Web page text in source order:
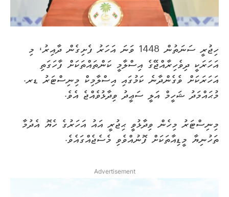
ހިޖުރީ ސަނަތުން 1448 ވަނަ އަހަރު ފެށިގެން ދާއިރު، މި
އަހަރަކީ ދިވެހިރާއްޖޭގެ އިސްލާމީ ކަންތައްތަކަށް ފާހަގަތި
އަހަރަކަށް ވެގެންދާނެ ކަމުގައި އިސްލާމިކް މިނިސްޓަރު ޑރ.
މުޙައްމަދު ޝަހީމް އަލީ ސަޢީދު ވިދާޅުވެއްޖެ އެވެ.
މިނިސްޓަރު މިހެން ވިދާޅުވީ ޙިޖުރީ އައު އަހަރުގެ ހެޔޮ އެދުމާ
ތަހުނިޔާ މީޑިއާތަކަށް ފޮނުއްވެވި މެސެޖެއްގައެވެ.
Advertisement